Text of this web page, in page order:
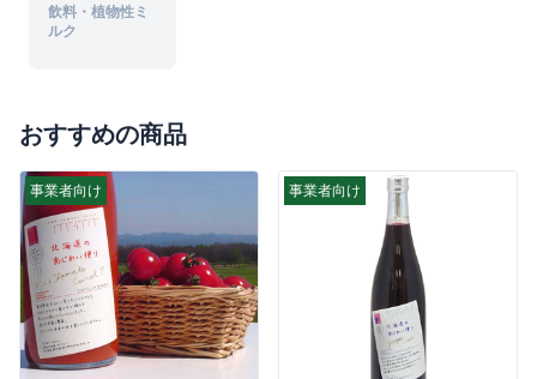
飲料・植物性ミ
ルク
おすすめの商品
事業者向け 事業者向け